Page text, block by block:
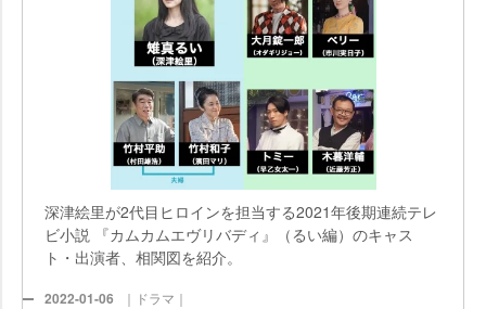
深津絵里が2代目ヒロインを担当する2021年後期連続テレ
ビ小説 『カムカムエヴリバディ』（るい編）のキャス
ト・出演者、相関図を紹介。
2022-01-06 ｜ドラマ｜